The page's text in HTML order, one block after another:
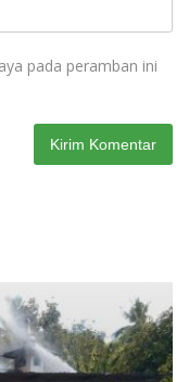
pada peramban ini